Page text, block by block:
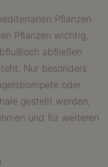
Pflanzen
Pflanzen wichtig,
abfließen
Nur besonders
oder
gestellt werden,
und für weiteren